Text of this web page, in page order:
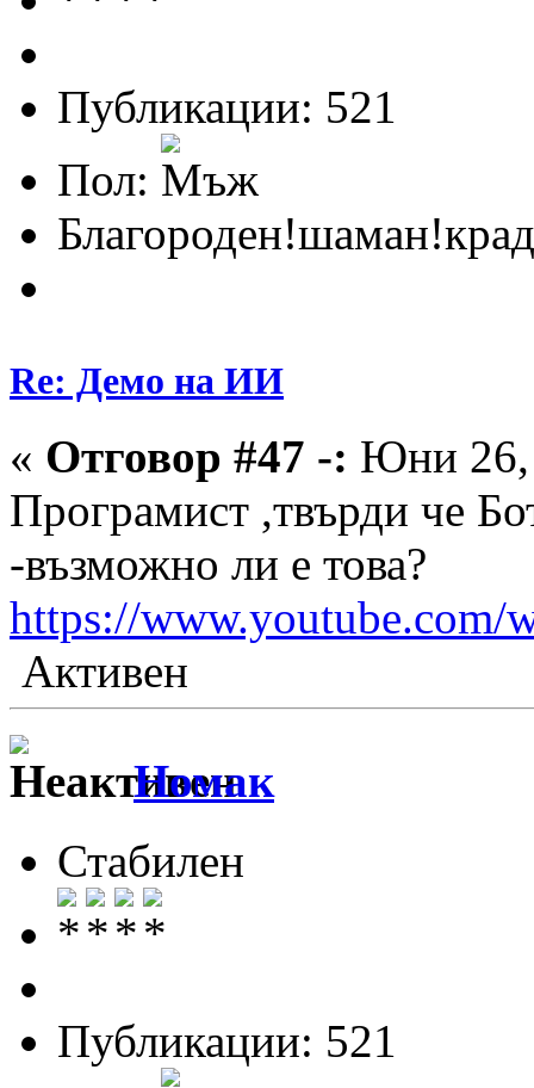
Публикации: 521
Пол:
Re: Демо на ИИ
« Отговор #47 -: Юни 26,
Програмист ,твърди че
-възможно ли е това?
https://www.youtube.com/
Активен
Номак
Стабилен
Публикации: 521